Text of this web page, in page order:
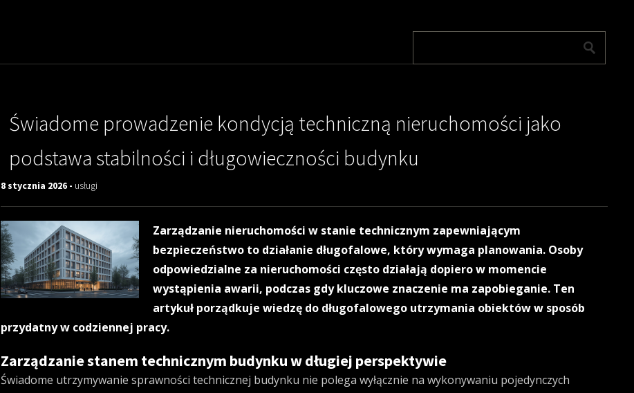
Świadome prowadzenie kondycją techniczną nieruchomości jako
podstawa stabilności i długowieczności budynku
8 stycznia 2026 - usługi
Zarządzanie nieruchomości w stanie technicznym zapewniającym
bezpieczeństwo to działanie długofalowe, który wymaga planowania. Osoby
odpowiedzialne za nieruchomości często działają dopiero w momencie
wystąpienia awarii, podczas gdy kluczowe znaczenie ma zapobieganie. Ten
artykuł porządkuje wiedzę do długofalowego utrzymania obiektów w sposób
przydatny w codziennej pracy.
Zarządzanie stanem technicznym budynku w długiej perspektywie
Świadome utrzymywanie sprawności technicznej budynku nie polega wyłącznie na wykonywaniu pojedynczych